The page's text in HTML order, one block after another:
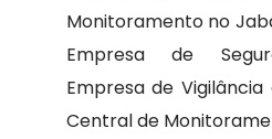
Monitoramento no
Empresa de
Empresa de
Central de